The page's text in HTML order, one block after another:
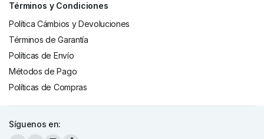
Términos y Condiciones
Política Cámbios y Devoluciones
Términos de Garantía
Políticas de Envío
Métodos de Pago
Políticas de Compras
Síguenos en: